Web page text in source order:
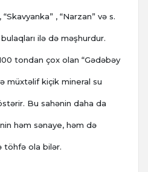
“Skavyanka” , “Narzan” və s.
ilə də məşhurdur.
tondan çox olan “Gədəbəy
müxtəlif kiçik mineral su
Bu sahənin daha da
həm sənaye, həm də
töhfə ola bilər.